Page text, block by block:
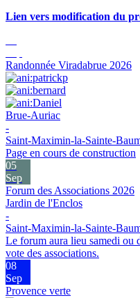
Lien vers modification du
Randonnée Viradabrue 2026
Brue-Auriac
-
Saint-Maximin-la-Sainte-
Page en cours de construction
05
Sep
Forum des Associations 2026
Jardin de l'Enclos
-
Saint-Maximin-la-Sainte-
Le forum aura lieu samedi ou
vote des associations.
08
Sep
Provence verte